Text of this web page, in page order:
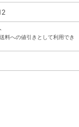
料への値引きとして利用でき